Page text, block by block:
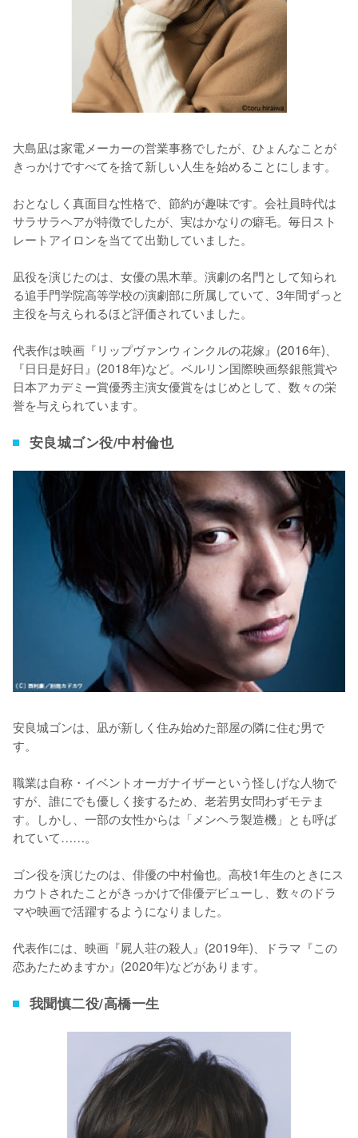
大島凪は家電メーカーの営業事務でしたが、ひょんなことが
きっかけですべてを捨て新しい人生を始めることにします。
おとなしく真面目な性格で、節約が趣味です。会社員時代は
サラサラヘアが特徴でしたが、実はかなりの癖毛。毎日スト
レートアイロンを当てて出勤していました。
凪役を演じたのは、女優の黒木華。演劇の名門として知られ
る追手門学院高等学校の演劇部に所属していて、3年間ずっと
主役を与えられるほど評価されていました。
代表作は映画『リップヴァンウィンクルの花嫁』(2016年)、
『日日是好日』(2018年)など。ベルリン国際映画祭銀熊賞や
日本アカデミー賞優秀主演女優賞をはじめとして、数々の栄
誉を与えられています。
安良城ゴン役/中村倫也
安良城ゴンは、凪が新しく住み始めた部屋の隣に住む男で
す。
職業は自称・イベントオーガナイザーという怪しげな人物で
すが、誰にでも優しく接するため、老若男女問わずモテま
す。しかし、一部の女性からは「メンヘラ製造機」とも呼ば
れていて……。
ゴン役を演じたのは、俳優の中村倫也。高校1年生のときにス
カウトされたことがきっかけで俳優デビューし、数々のドラ
マや映画で活躍するようになりました。
代表作には、映画『屍人荘の殺人』(2019年)、ドラマ『この
恋あたためますか』(2020年)などがあります。
我聞慎二役/高橋一生